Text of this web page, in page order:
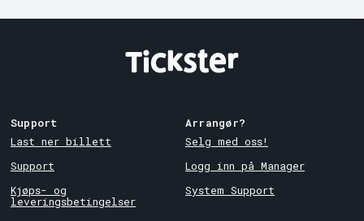
Support
Last ner billett
Support
Kjøps- og
leveringsbetingelser
Arrangør?
Selg med oss!
Logg inn på Manager
System Support